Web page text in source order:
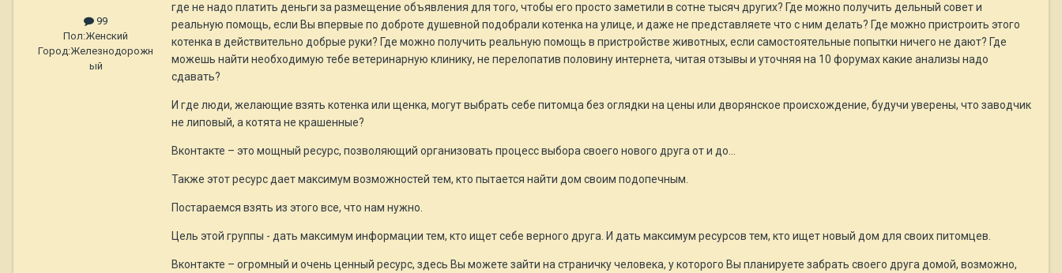
99
Пол:Женский
Город:Железнодорожн
ый
где не надо платить деньги за размещение объявления для того, чтобы его просто заметили в сотне тысяч других? Где можно получить дельный совет и
реальную помощь, если Вы впервые по доброте душевной подобрали котенка на улице, и даже не представляете что с ним делать? Где можно пристроить этого
котенка в действительно добрые руки? Где можно получить реальную помощь в пристройстве животных, если самостоятельные попытки ничего не дают? Где
можешь найти необходимую тебе ветеринарную клинику, не перелопатив половину интернета, читая отзывы и уточняя на 10 форумах какие анализы надо
сдавать?
И где люди, желающие взять котенка или щенка, могут выбрать себе питомца без оглядки на цены или дворянское происхождение, будучи уверены, что заводчик
не липовый, а котята не крашенные?
Вконтакте – это мощный ресурс, позволяющий организовать процесс выбора своего нового друга от и до…
Также этот ресурс дает максимум возможностей тем, кто пытается найти дом своим подопечным.
Постараемся взять из этого все, что нам нужно.
Цель этой группы - дать максимум информации тем, кто ищет себе верного друга. И дать максимум ресурсов тем, кто ищет новый дом для своих питомцев.
Вконтакте – огромный и очень ценный ресурс, здесь Вы можете зайти на страничку человека, у которого Вы планируете забрать своего друга домой, возможно,